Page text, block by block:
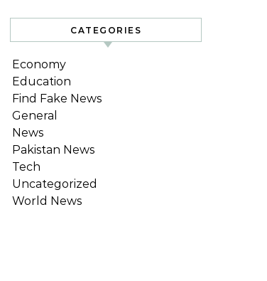
CATEGORIES
Economy
Education
Find Fake News
General
News
Pakistan News
Tech
Uncategorized
World News